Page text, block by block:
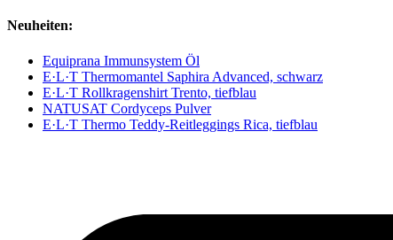
Neuheiten:
Equiprana Immunsystem Öl
E·L·T Thermomantel Saphira Advanced, schwarz
E·L·T Rollkragenshirt Trento, tiefblau
NATUSAT Cordyceps Pulver
E·L·T Thermo Teddy-Reitleggings Rica, tiefblau